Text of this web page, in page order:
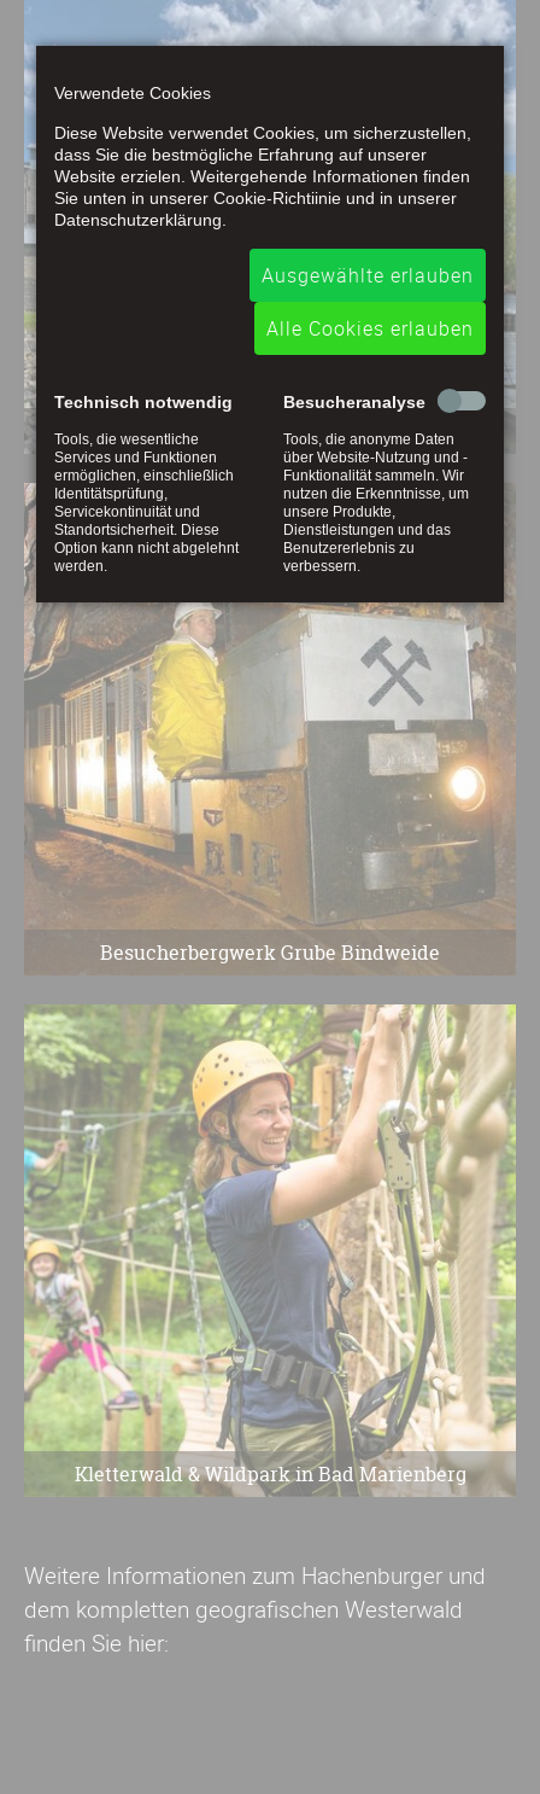
"3 in 1 - Park" Stöffel
Besucherbergwerk Grube Bindweide
Kletterwald & Wildpark in Bad Marienberg
Weitere Informationen zum Hachenburger und
dem kompletten geografischen Westerwald
finden Sie hier:
Verwendete Cookies
Diese Website verwendet Cookies, um sicherzustellen,
dass Sie die bestmögliche Erfahrung auf unserer
Website erzielen. Weitergehende Informationen finden
Sie unten in unserer Cookie-Richtiinie und in unserer
Datenschutzerklärung.
Ausgewählte erlauben
Alle Cookies erlauben
Technisch notwendig
Tools, die wesentliche
Services und Funktionen
ermöglichen, einschließlich
Identitätsprüfung,
Servicekontinuität und
Standortsicherheit. Diese
Option kann nicht abgelehnt
werden.
Besucheranalyse
Tools, die anonyme Daten
über Website-Nutzung und -
Funktionalität sammeln. Wir
nutzen die Erkenntnisse, um
unsere Produkte,
Dienstleistungen und das
Benutzererlebnis zu
verbessern.